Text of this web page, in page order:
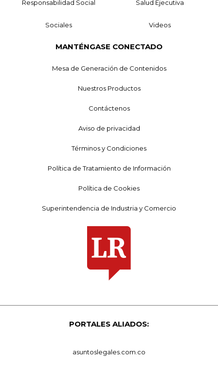
Responsabilidad Social Salud Ejecutiva
Sociales Videos
MANTÉNGASE CONECTADO
Mesa de Generación de Contenidos
Nuestros Productos
Contáctenos
Aviso de privacidad
Términos y Condiciones
Política de Tratamiento de Información
Política de Cookies
Superintendencia de Industria y Comercio
PORTALES ALIADOS:
asuntoslegales.com.co